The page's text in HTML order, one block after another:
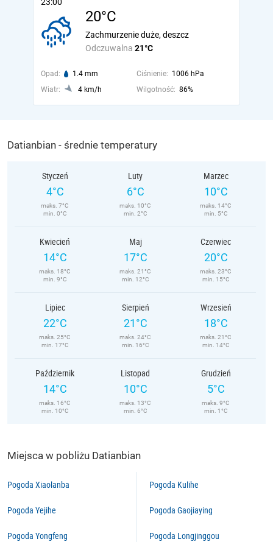
20°C
Odczuwalna 21°C
Zachmurzenie duże, deszcz
Opad: 1.4 mm Ciśnienie: 1006 hPa
Wiatr:
4 km/h Wilgotność: 86%
Datianbian - średnie temperatury
Styczeń
4°C
maks. 7°C
min. 0°C
Luty
6°C
maks. 10°C
min. 2°C
Marzec
10°C
maks. 14°C
min. 5°C
Kwiecień
14°C
maks. 18°C
min. 9°C
Maj
17°C
maks. 21°C
min. 12°C
Czerwiec
20°C
maks. 23°C
min. 15°C
Lipiec
22°C
maks. 25°C
min. 17°C
Sierpień
21°C
maks. 24°C
min. 16°C
Wrzesień
18°C
maks. 21°C
min. 14°C
Październik
14°C
maks. 16°C
min. 10°C
Listopad
10°C
maks. 13°C
min. 6°C
Grudzień
5°C
maks. 9°C
min. 1°C
Miejsca w pobliżu Datianbian
Pogoda Xiaolanba
Pogoda Yejihe
Pogoda Yongfeng
Pogoda Kulihe
Pogoda Gaojiaying
Pogoda Longjinggou